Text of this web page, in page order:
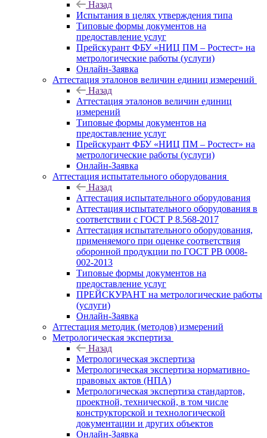
Назад
Испытания в целях утверждения типа
Типовые формы документов на
предоставление услуг
Прейскурант ФБУ «НИЦ ПМ – Ростест» на
метрологические работы (услуги)
Онлайн-Заявка
Аттестация эталонов величин единиц измерений
Назад
Аттестация эталонов величин единиц
измерений
Типовые формы документов на
предоставление услуг
Прейскурант ФБУ «НИЦ ПМ – Ростест» на
метрологические работы (услуги)
Онлайн-Заявка
Аттестация испытательного оборудования
Назад
Аттестация испытательного оборудования
Аттестация испытательного оборудования в
соответствии с ГОСТ Р 8.568-2017
Аттестация испытательного оборудования,
применяемого при оценке соответствия
оборонной продукции по ГОСТ РВ 0008-
002-2013
Типовые формы документов на
предоставление услуг
ПРЕЙСКУРАНТ на метрологические работы
(услуги)
Онлайн-Заявка
Аттестация методик (методов) измерений
Метрологическая экспертиза
Назад
Метрологическая экспертиза
Метрологическая экспертиза нормативно-
правовых актов (НПА)
Метрологическая экспертиза стандартов,
проектной, технической, в том числе
конструкторской и технологической
документации и других объектов
Онлайн-Заявка